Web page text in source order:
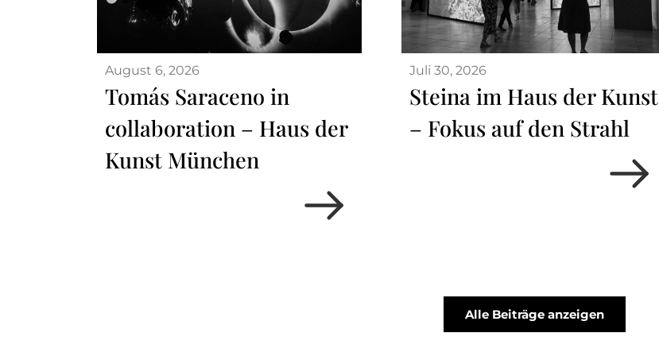
August 6, 2026
Tomás Saraceno in
collaboration – Haus der
Kunst München
Juli 30, 2026
Steina im Haus der Kunst
– Fokus auf den Strahl
Alle Beiträge anzeigen